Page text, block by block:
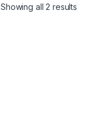
Showing all 2 results